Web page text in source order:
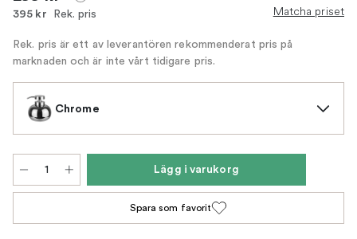
395 kr Rek. pris Matcha priset
Rek. pris är ett av leverantören rekommenderat pris på
marknaden och är inte vårt tidigare pris.
Chrome
Lägg i varukorg
Spara som favorit